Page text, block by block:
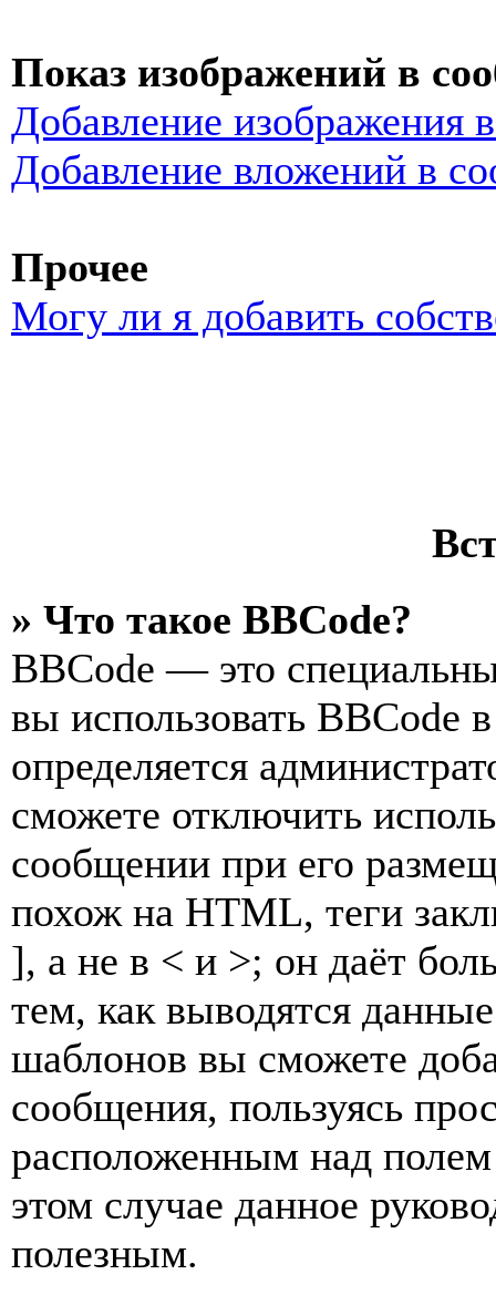
Показ изображений в
Добавление изображения
Добавление вложений в
Прочее
Могу ли я добавить
» Что такое BBCode?
BBCode — это
вы использовать BBCode
определяется
сможете отключить
сообщении при его
похож на HTML, теги
], а не в < и >; он даёт
тем, как выводятся
шаблонов вы сможете
сообщения, пользуясь
расположенным над
этом случае данное
полезным.